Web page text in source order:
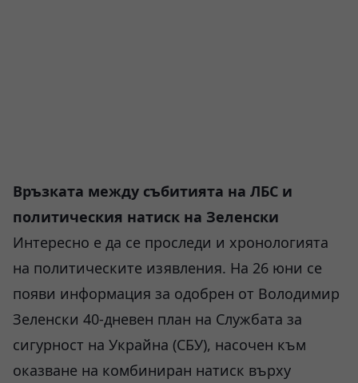
Връзката между събитията на ЛБС и
политическия натиск на Зеленски
Интересно е да се проследи и хронологията
на политическите изявления. На 26 юни се
появи информация за одобрен от Володимир
Зеленски 40-дневен план на Службата за
сигурност на Украйна (СБУ), насочен към
оказване на комбиниран натиск върху